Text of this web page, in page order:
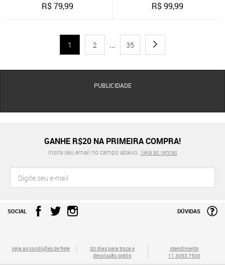
R$79,99 R$99,99
1 2 ... 35
PUBLICIDADE
GANHE R$20 NA PRIMEIRA COMPRA!
Insira seu email no campo abaixo. Veja as regras
SOCIAL DÚVIDAS
Veja as condições de frete
30 dias para troca e
devolução grátis
Atendimento
11 3053 7500